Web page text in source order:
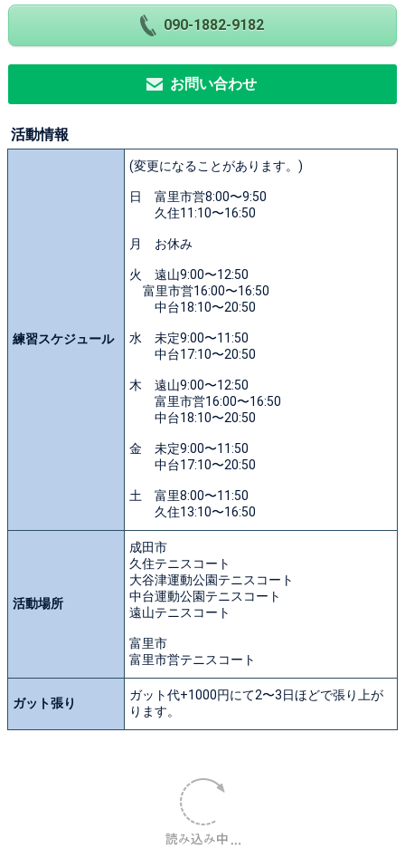
090-1882-9182
お問い合わせ
活動情報
練習スケジュール
(変更になることがあります。)
日 富里市営8:00〜9:50
久住11:10〜16:50
月 お休み
火 遠山9:00〜12:50
富里市営16:00〜16:50
中台18:10〜20:50
水 未定9:00〜11:50
中台17:10〜20:50
木 遠山9:00〜12:50
富里市営16:00〜16:50
中台18:10〜20:50
金 未定9:00〜11:50
中台17:10〜20:50
土 富里8:00〜11:50
久住13:10〜16:50
活動場所
成田市
久住テニスコート
大谷津運動公園テニスコート
中台運動公園テニスコート
遠山テニスコート
富里市
富里市営テニスコート
ガット張り
ガット代+1000円にて2〜3日ほどで張り上が
ります。